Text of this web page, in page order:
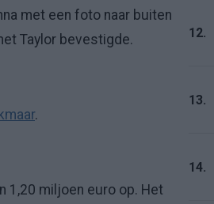
met een foto naar buiten
Taylor bevestigde.
.
1,20 miljoen euro op. Het
12.
13.
14.